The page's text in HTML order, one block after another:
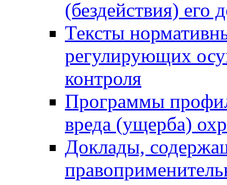
(бездействия)
Тексты
регулирующих
контроля
Программы
вреда (ущерба)
Доклады,